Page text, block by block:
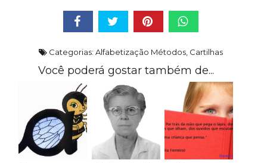
Categorias: Alfabetização Métodos, Cartilhas
Você poderá gostar também de...